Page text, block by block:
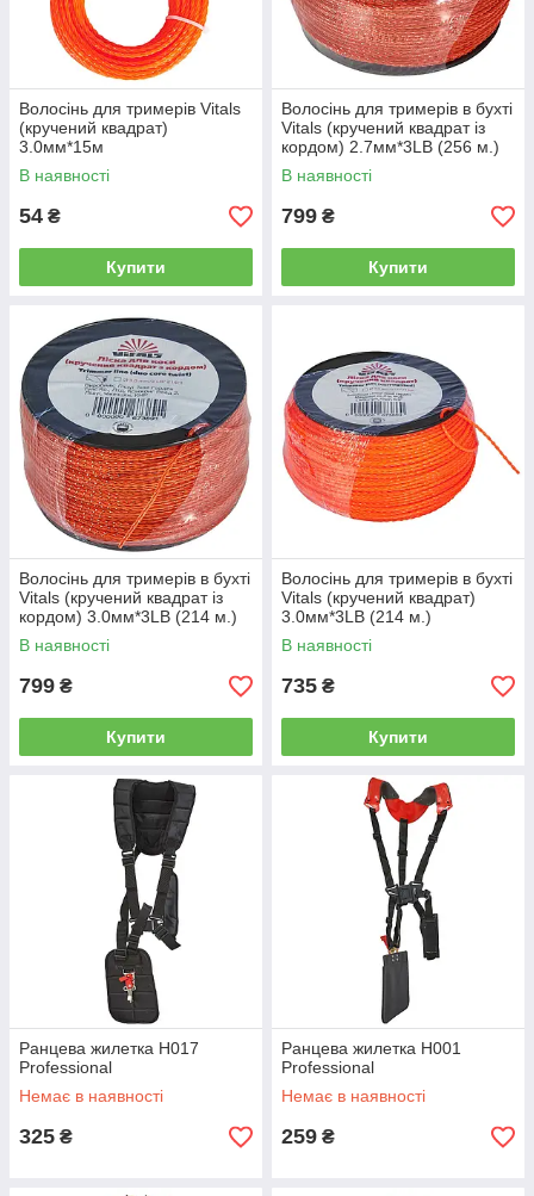
Волосінь для тримерів Vitals
(кручений квадрат)
3.0мм*15м
В наявності
54 ₴
Купити
Волосінь для тримерів в бухті
Vitals (кручений квадрат із
кордом) 2.7мм*3LB (256 м.)
В наявності
799 ₴
Купити
Волосінь для тримерів в бухті
Vitals (кручений квадрат із
кордом) 3.0мм*3LB (214 м.)
В наявності
799 ₴
Купити
Волосінь для тримерів в бухті
Vitals (кручений квадрат)
3.0мм*3LB (214 м.)
В наявності
735 ₴
Купити
Ранцева жилетка H017
Professional
Немає в наявності
325 ₴
Ранцева жилетка H001
Professional
Немає в наявності
259 ₴